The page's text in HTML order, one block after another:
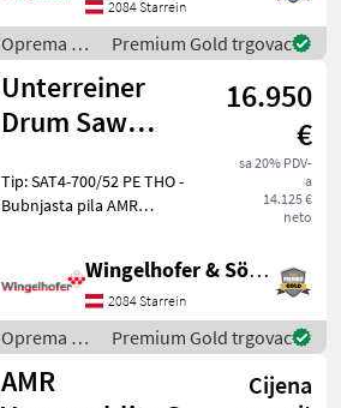
traka s 3 dijela,
segmentirana, dulji
2084 Starrein
Oprema za
šumu i
obradu
drveta /
Unterreiner
Premium Gold trgovac
Unterreiner
Drum Saw
16.950
€
sa 20% PDV-
a
14.125 €
neto
Tip: SAT4-700/52 PE THO -
Bubnjasta pila AMR
Elektromotor 9, 2 kW, 400 V,
CEE 32 A - 4 kanala u
bubnju - Transportna tra
Wingelhofer & Söhne GmbH
2084 Starrein
Oprema za
šumu i
obradu
Premium Gold trgovac
AMR
Cijena